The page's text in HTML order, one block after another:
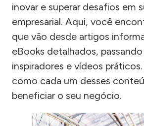
inovar e superar desafios em
empresarial. Aqui, você
que vão desde artigos
eBooks detalhados,
inspiradores e vídeos
como cada um desses
beneficiar o seu negócio.